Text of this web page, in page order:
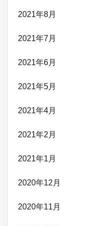
2021年8月
2021年7月
2021年6月
2021年5月
2021年4月
2021年2月
2021年1月
2020年12月
2020年11月